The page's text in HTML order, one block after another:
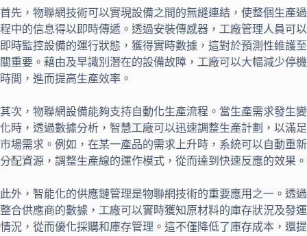
首先，物聯網技術可以實現設備之間的無縫連結，使整個生產過
程中的信息得以即時傳遞。透過安裝傳感器，工廠管理人員可以
即時監控設備的運行狀態，獲得實時數據，這對於預測性維護至
關重要。藉由及早識別潛在的設備故障，工廠可以大幅減少停機
時間，進而提高生產效率。
其次，物聯網設備能夠支持自動化生產流程。當生產需求發生變
化時，透過數據分析，智慧工廠可以迅速調整生產計劃，以滿足
市場需求。例如，在某一產品的需求上升時，系統可以自動重新
分配資源，調整生產線的運作模式，從而達到快速反應的效果。
此外，智能化的供應鏈管理是物聯網技術的重要應用之一。透過
整合供應商的數據，工廠可以實時獲知原材料的庫存狀況及發運
情況，從而優化採購和庫存管理。這不僅降低了庫存成本，還提